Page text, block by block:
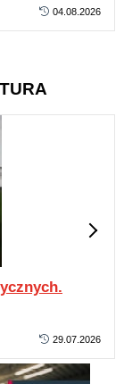
04.08.2026
29.07.2026